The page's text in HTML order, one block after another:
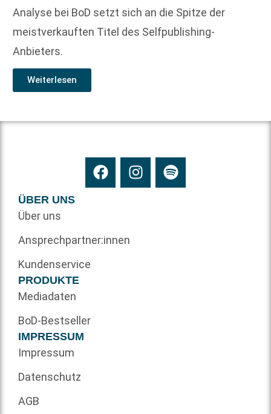
Analyse bei BoD setzt sich an die Spitze der
meistverkauften Titel des Selfpublishing-
Anbieters.
Weiterlesen
ÜBER UNS
Über uns
Ansprechpartner:innen
Kundenservice
PRODUKTE
Mediadaten
BoD-Bestseller
IMPRESSUM
Impressum
Datenschutz
AGB